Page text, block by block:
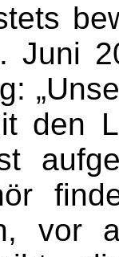
Juni
den